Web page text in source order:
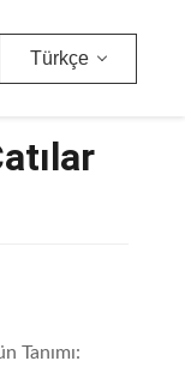
Türkçe
Tanımı: